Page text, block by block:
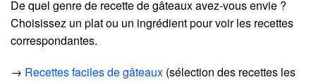
De quel genre de recette de gâteaux avez-vous envie ?
Choisissez un plat ou un ingrédient pour voir les recettes
correspondantes.
→ Recettes faciles de gâteaux (sélection des recettes les